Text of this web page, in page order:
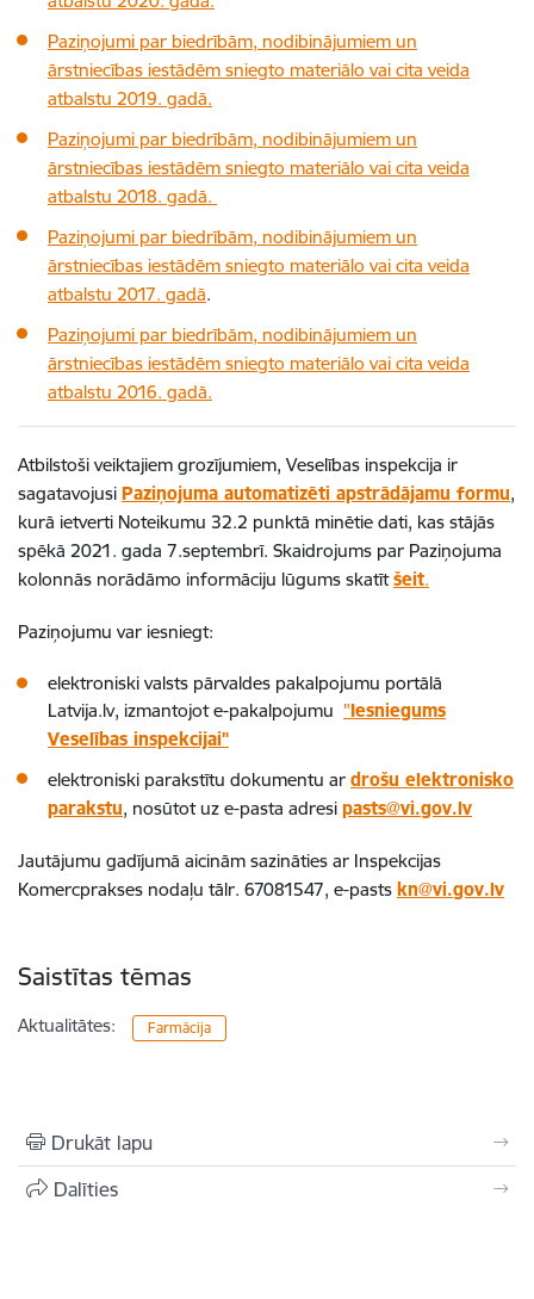
Paziņojumi par biedrībām, nodibinājumiem un
ārstniecības iestādēm sniegto materiālo vai cita veida
atbalstu 2019. gadā.
Paziņojumi par biedrībām, nodibinājumiem un
ārstniecības iestādēm sniegto materiālo vai cita veida
atbalstu 2018. gadā.
Paziņojumi par biedrībām, nodibinājumiem un
ārstniecības iestādēm sniegto materiālo vai cita veida
atbalstu 2017. gadā.
Paziņojumi par biedrībām, nodibinājumiem un
ārstniecības iestādēm sniegto materiālo vai cita veida
atbalstu 2016. gadā.
Atbilstoši veiktajiem grozījumiem, Veselības inspekcija ir
sagatavojusi Paziņojuma automatizēti apstrādājamu formu,
kurā ietverti Noteikumu 32.2 punktā minētie dati, kas stājās
spēkā 2021. gada 7.septembrī. Skaidrojums par Paziņojuma
kolonnās norādāmo informāciju lūgums skatītšeit.
Paziņojumu var iesniegt:
elektroniski valsts pārvaldes pakalpojumu portālā
Latvija.lv, izmantojot e-pakalpojumu "Iesniegums
Veselības inspekcijai"
elektroniski parakstītu dokumentu ar drošu elektronisko
parakstu, nosūtot uz e-pasta adresi pasts@vi.gov.lv
Jautājumu gadījumā aicinām sazināties ar Inspekcijas
Komercprakses nodaļu tālr. 67081547, e-pasts kn@vi.gov.lv
Saistītas tēmas
Aktualitātes: Farmācija
Drukāt lapu
Dalīties